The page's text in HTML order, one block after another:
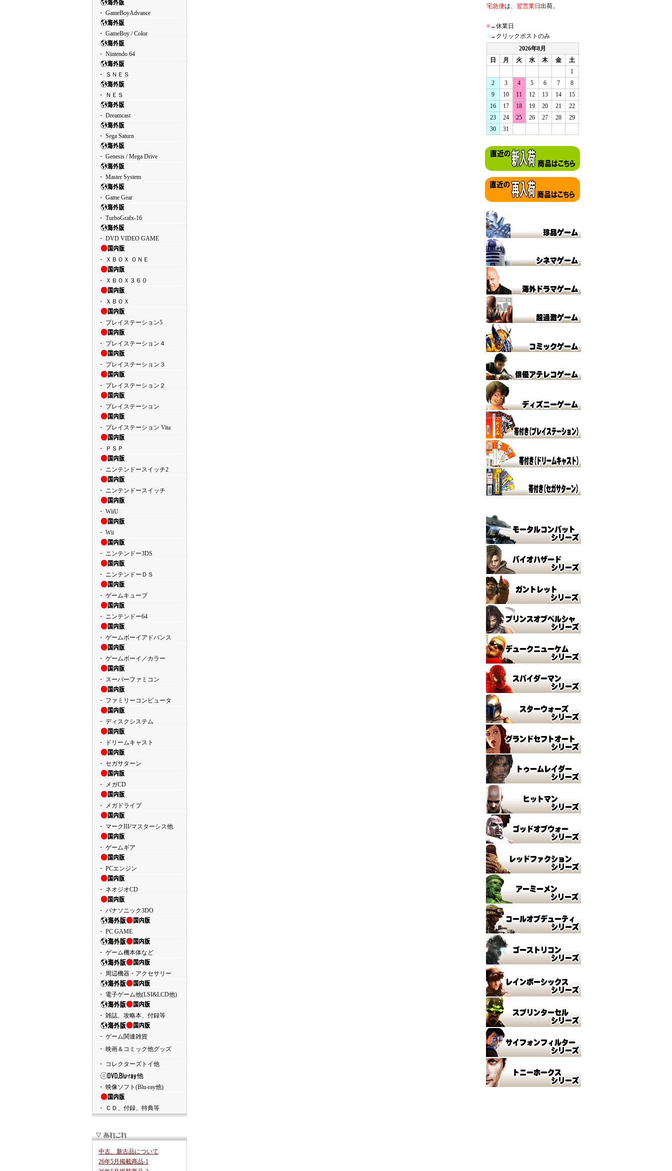
・ GameBoyAdvance
・ GameBoy / Color
・ Nintendo 64
・ ＳＮＥＳ
・ ＮＥＳ
・ Dreamcast
・ Sega Saturn
・ Genesis / Mega Drive
・ Master System
・ Game Gear
・ TurboGrafx-16
・ DVD VIDEO GAME
・ ＸＢＯＸ ＯＮＥ
・ ＸＢＯＸ３６０
・ ＸＢＯＸ
・ プレイステーション5
・ プレイステーション４
・ プレイステーション３
・ プレイステーション２
・ プレイステーション
・ プレイステーション Vita
・ ＰＳＰ
・ ニンテンドースイッチ2
・ ニンテンドースイッチ
・ WiiU
・ Wii
・ ニンテンドー3DS
・ ニンテンドーＤＳ
・ ゲームキューブ
・ ニンテンドー64
・ ゲームボーイアドバンス
・ ゲームボーイ／カラー
・ スーパーファミコン
・ ファミリーコンピュータ
・ ディスクシステム
・ ドリームキャスト
・ セガサターン
・ メガCD
・ メガドライブ
・ マークIII/マスターシス他
・ ゲームギア
・ PCエンジン
・ ネオジオCD
・ パナソニック3DO
・ PC GAME
・ ゲーム機本体など
・ 周辺機器・アクセサリー
・ 電子ゲーム他(LSI&LCD他)
・ 雑誌、攻略本、付録等
・ ゲーム関連雑貨
・ 映画＆コミック他グッズ
・ コレクターズトイ他
・ 映像ソフト(Blu-ray他)
・ ＣＤ、付録、特典等
中古、新古品について
26年5月掲載商品-1
宅急便は、 翌営業日 出荷。
■→休業日
■→クリックポストのみ
2026年8月
日
月 火 水 木 金
土
1
2
3 4 5 6 7
8
9
10 11 12 13 14
15
16
17 18 19 20 21
22
23
24 25 26 27 28
29
30
31